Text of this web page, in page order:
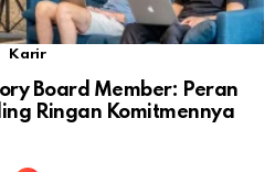
Karir
Board Member: Peran
Ringan Komitmennya